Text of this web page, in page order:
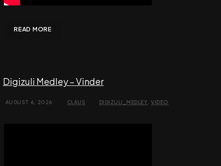
READ MORE
Digizuli Medley – Vinder
AUGUST 6, 2026 CLAUS DIGIZULI_MEDLEY VIDEO